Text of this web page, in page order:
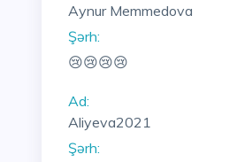
Aynur Memmedova
Şərh:
😢😢😢😢
Ad:
Aliyeva2021
Şərh: